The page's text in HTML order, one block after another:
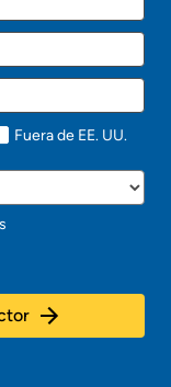
Fuera de EE. UU.